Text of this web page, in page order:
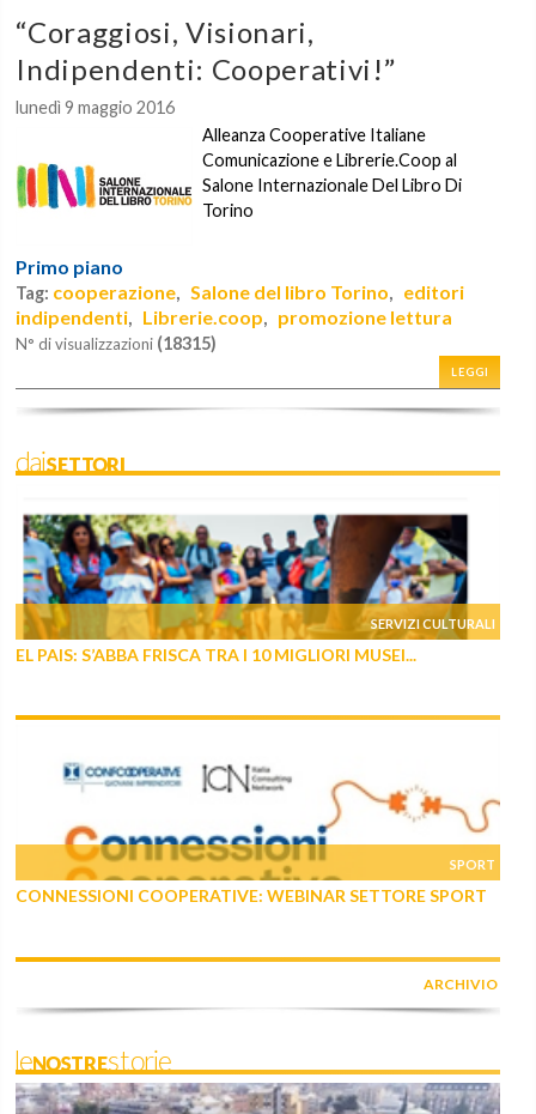
“Coraggiosi, Visionari,
Indipendenti: Cooperativi!”
lunedì 9 maggio 2016
Alleanza Cooperative Italiane
Comunicazione e Librerie.Coop al
Salone Internazionale Del Libro Di
Torino
Primo piano
Tag: cooperazione,Salone del libro Torino, editori
indipendenti, Librerie.coop, promozione lettura
N° di visualizzazioni (18315)
LEGGI
daiSETTORI
SERVIZI CULTURALI
EL PAIS: S’ABBA FRISCA TRA I 10 MIGLIORI MUSEI...
SPORT
CONNESSIONI COOPERATIVE: WEBINAR SETTORE SPORT
ARCHIVIO
leNOSTREstorie